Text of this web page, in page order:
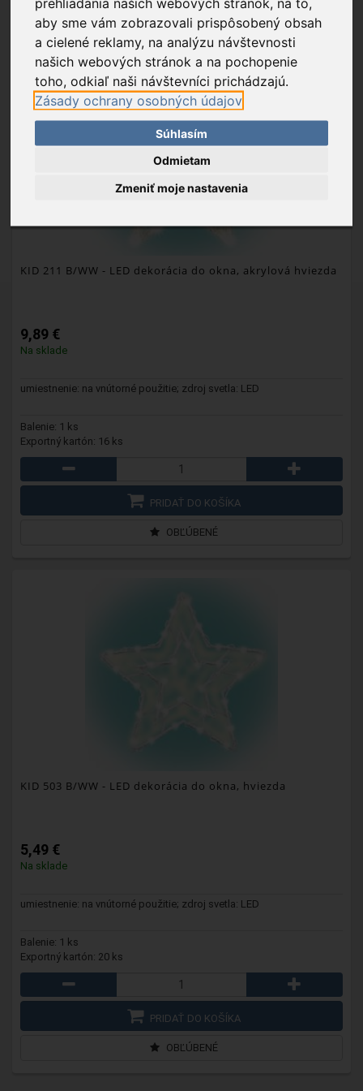
aby sme vám zobrazovali prispôsobený obsah
a cielené reklamy, na analýzu návštevnosti
našich webových stránok a na pochopenie
toho, odkiaľ naši návštevníci prichádzajú.
Zásady ochrany osobných údajov
Súhlasím
Odmietam
Zmeniť moje nastavenia
OBĽÚBENÉ
KID 211 B/WW - LED dekorácia do okna, akrylová hviezda
9,89 €
Na sklade
umiestnenie: na vnútorné použitie; zdroj svetla: LED
Balenie: 1 ks
Exportný kartón: 16 ks
PRIDAŤ DO KOŠÍKA
OBĽÚBENÉ
KID 503 B/WW - LED dekorácia do okna, hviezda
5,49 €
Na sklade
umiestnenie: na vnútorné použitie; zdroj svetla: LED
Balenie: 1 ks
Exportný kartón: 20 ks
PRIDAŤ DO KOŠÍKA
OBĽÚBENÉ